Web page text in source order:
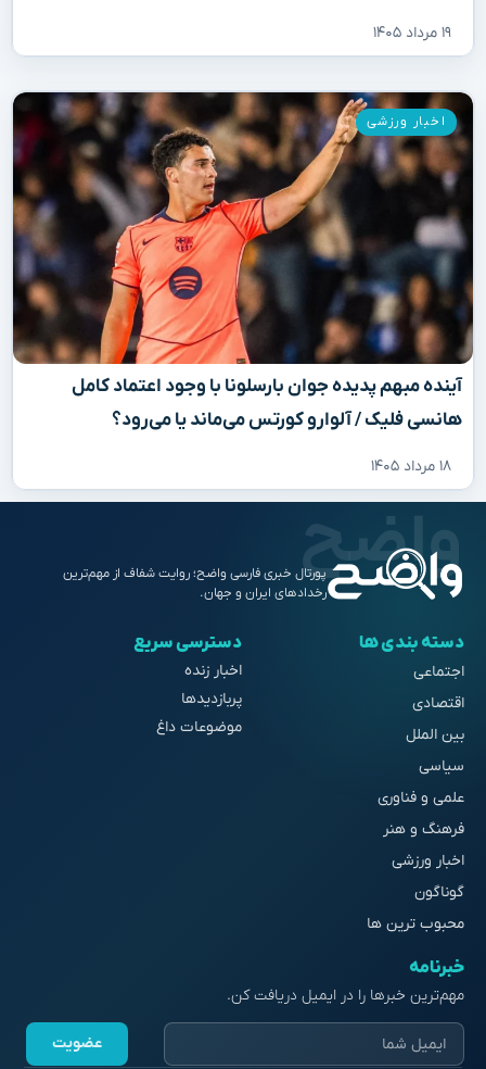
۱۹ مرداد ۱۴۰۵
آینده مبهم پدیده جوان بارسلونا با وجود اعتماد کامل
هانسی فلیک / آلوارو کورتس می‌ماند یا می‌رود؟
۱۸ مرداد ۱۴۰۵
اخبار ورزشی
پورتال خبری فارسی واضح؛ روایت شفاف از مهم‌ترین
رخدادهای ایران و جهان.
دسته بندی ها
اجتماعی
اقتصادی
بین الملل
سیاسی
علمی و فناوری
فرهنگ و هنر
اخبار ورزشی
گوناگون
محبوب ترین ها
دسترسی سریع
اخبار زنده
پربازدیدها
موضوعات داغ
خبرنامه
مهم‌ترین خبرها را در ایمیل دریافت کن.
عضویت